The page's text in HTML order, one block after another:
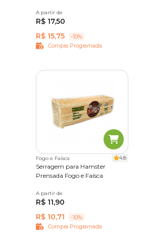
2 kg 10 kg
A partir de
R$ 17,50
R$ 15,75
-10%
Compra Programada
Fogo e Faísca 4.8
Serragem para Hamster
Prensada Fogo e Faísca
800 g
A partir de
R$ 11,90
R$ 10,71
-10%
Compra Programada